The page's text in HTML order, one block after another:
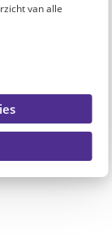
van alle